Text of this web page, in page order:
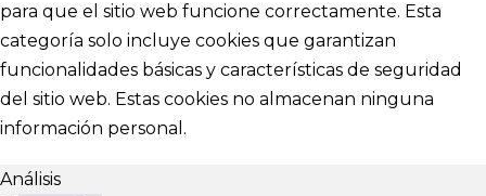
para que el sitio web funcione correctamente. Esta
categoría solo incluye cookies que garantizan
funcionalidades básicas y características de seguridad
del sitio web. Estas cookies no almacenan ninguna
información personal.
Análisis